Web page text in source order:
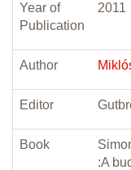
Year of
Publication
2011
Author
Editor
Book
:A